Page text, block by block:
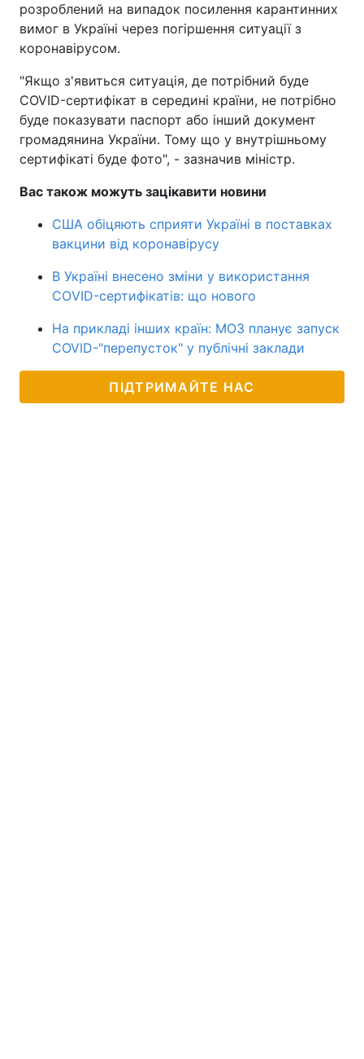
розроблений на випадок посилення карантинних
вимог в Україні через погіршення ситуації з
коронавірусом.
"Якщо з'явиться ситуація, де потрібний буде
COVID-сертифікат в середині країни, не потрібно
буде показувати паспорт або інший документ
громадянина України. Тому що у внутрішньому
сертифікаті буде фото", - зазначив міністр.
Вас також можуть зацікавити новини
США обіцяють сприяти Україні в поставках
вакцини від коронавірусу
В Україні внесено зміни у використання
СОVID-сертифікатів: що нового
На прикладі інших країн: МОЗ планує запуск
COVID-"перепусток" у публічні заклади
ПІДТРИМАЙТЕ НАС